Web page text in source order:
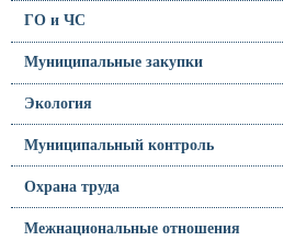
ГО и ЧС
Муниципальные закупки
Экология
Муниципальный контроль
Охрана труда
Межнациональные отношения